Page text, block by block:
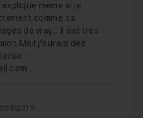
meme si je
comme ca
de vray... Il est tres
Mail j'aurais des
:
07/2013